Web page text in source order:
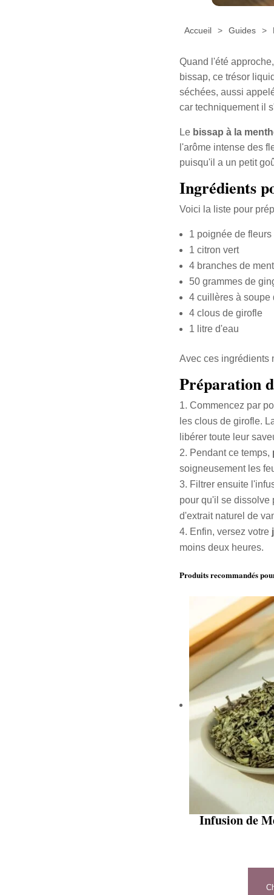
Accueil Guides
Quand l'été
bissap, ce trésor
séchées, aussi
car techniquement il
Le bissap à la
l'arôme intense des
puisqu'il a un petit
Ingrédients
Voici la liste pour
1 poignée de
1 citron vert
4 branches de
50 grammes de
4 cuillères à soupe
4 clous de girofle
1 litre d'eau
Avec ces ingrédients
Préparation
Commencez par
les clous de girofle.
libérer toute leur
Pendant ce temps,
soigneusement les
Filtrer ensuite
pour qu'il se dissolve
d'extrait naturel de
Enfin, versez votre
moins deux heures.
Produits recommandés
Infusion de